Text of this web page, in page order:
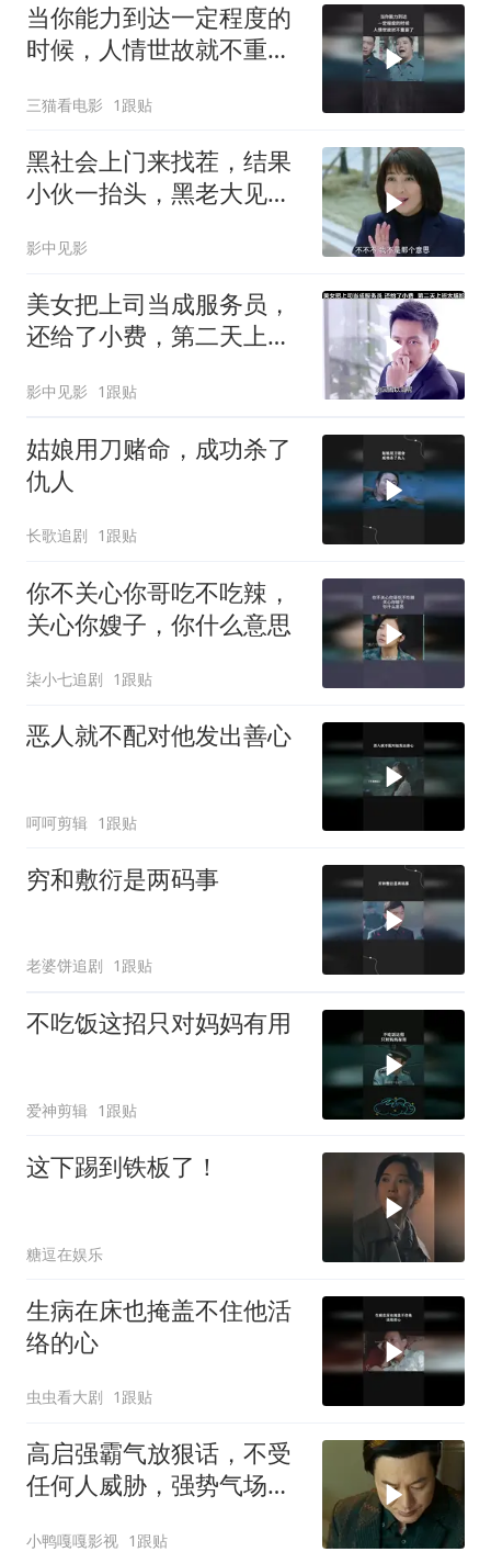
当你能力到达一定程度的
时候，人情世故就不重要
三猫看电影 1跟贴
黑社会上门来找茬，结果
小伙一抬头，黑老大见了
影中见影
美女把上司当成服务员，
还给了小费，第二天上班
影中见影 1跟贴
姑娘用刀赌命，成功杀了
仇人
长歌追剧 1跟贴
你不关心你哥吃不吃辣，
关心你嫂子，你什么意思
柒小七追剧 1跟贴
恶人就不配对他发出善心
呵呵剪辑 1跟贴
穷和敷衍是两码事
老婆饼追剧 1跟贴
不吃饭这招只对妈妈有用
爱神剪辑 1跟贴
这下踢到铁板了！
糖逗在娱乐
生病在床也掩盖不住他活
络的心
虫虫看大剧 1跟贴
高启强霸气放狠话，不受
任何人威胁，强势气场震
小鸭嘎嘎影视 1跟贴